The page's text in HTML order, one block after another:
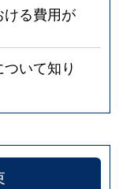
る費用が
いて知り